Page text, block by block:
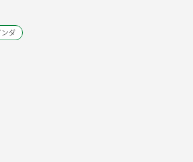
ダ